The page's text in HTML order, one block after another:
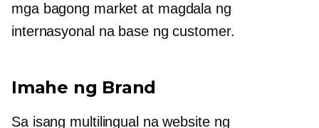
mga bagong market at magdala ng
internasyonal na base ng customer.
Imahe ng Brand
Sa isang multilingual na website ng